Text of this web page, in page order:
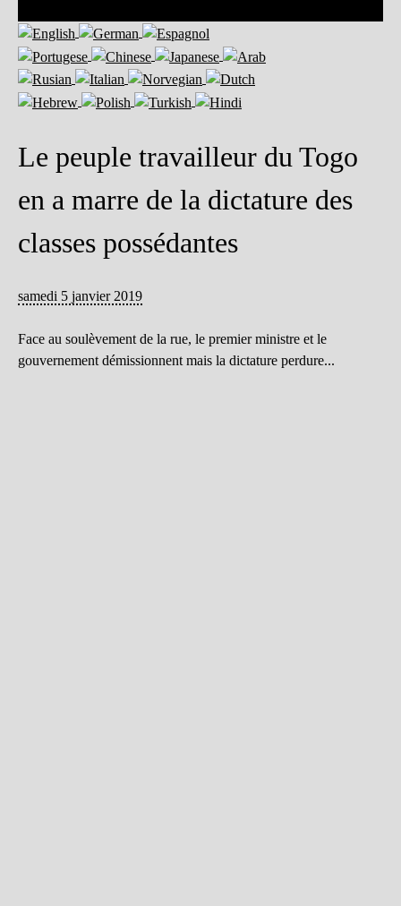
Le peuple travailleur du Togo
en a marre de la dictature des
classes possédantes
samedi 5 janvier 2019
Face au soulèvement de la rue, le premier ministre et le
gouvernement démissionnent mais la dictature perdure...